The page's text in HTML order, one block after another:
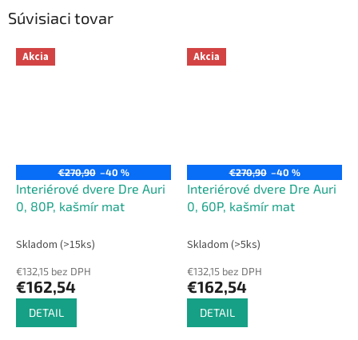
Súvisiaci tovar
Akcia
€270,90 –40 %
Interiérové dvere Dre Auri
0, 80P, kašmír mat
Skladom (>15ks)
€132,15 bez DPH
€162,54
DETAIL
Akcia
€270,90 –40 %
Interiérové dvere Dre Auri
0, 60P, kašmír mat
Skladom (>5ks)
€132,15 bez DPH
€162,54
DETAIL